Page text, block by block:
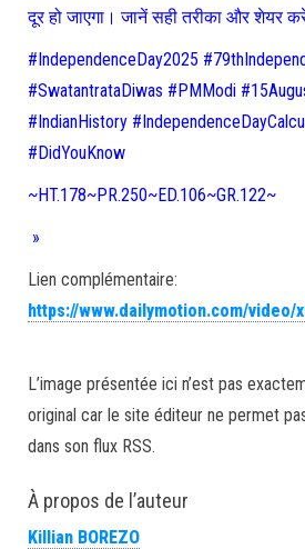
दूर हो जाएगा। जानें सही तरीका और शेयर
#IndependenceDay2025
#SwatantrataDiwas #PMModi
#IndianHistory
#DidYouKnow
~HT.178~PR.250~ED.106~GR.122~
»
Lien complémentaire:
https://www.dailymotion.com/video/
L’image présentée ici n’est pas
original car le site éditeur ne permet
dans son flux RSS.
À propos de l’auteur
Killian BOREZO